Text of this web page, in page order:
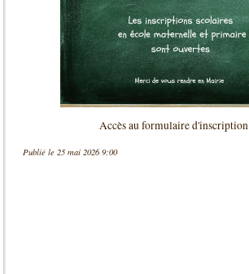
Accès au formulaire d'inscription
Publié le 25 mai 2026 9:00